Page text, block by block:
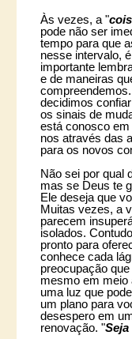
Às vezes, a "
pode não ser
tempo para que
nesse intervalo,
importante
e de maneiras
decidimos
os sinais de
está conosco
nos através das
para os novos
Não sei por qual
mas se Deus te
Ele deseja que
Muitas vezes, a
parecem
isolados.
pronto para
conhece cada
preocupação
mesmo em meio
uma luz que
um plano para
desespero em
renovação. "